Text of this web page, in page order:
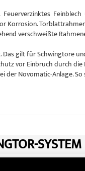
Korrosion.
verschweißte
gilt für Schwingtore
vor Einbruch durch
Novomatic-Anlage.
SYSTEM